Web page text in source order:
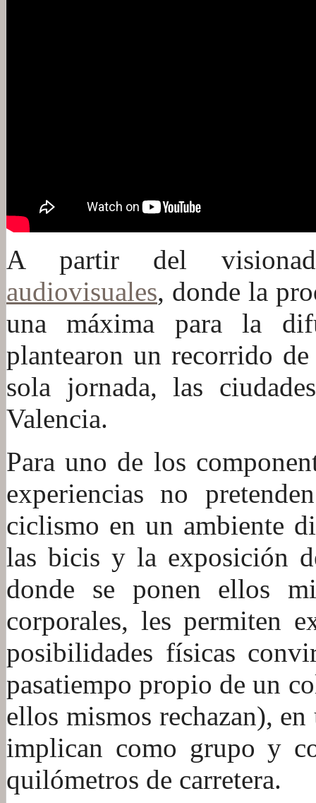
A partir del
audiovisuales, donde la
una máxima para la
plantearon un recorrido
sola jornada, las
Valencia.
Para uno de los
experiencias no
ciclismo en un ambiente
las bicis y la exposición
donde se ponen ellos
corporales, les permiten
posibilidades físicas
pasatiempo propio de un
ellos mismos rechazan),
implican como grupo y
quilómetros de carretera.